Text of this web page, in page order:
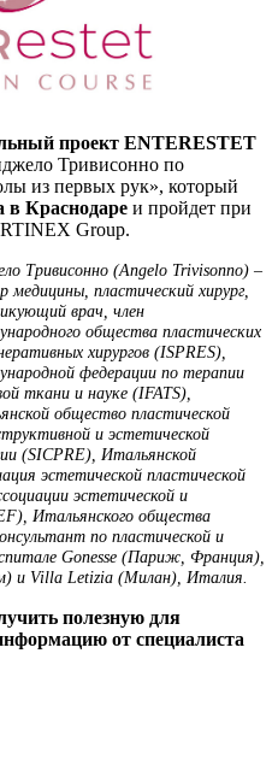
проект ENTERESTET
Тривисонно по
из первых рук», который
в Краснодаре и пройдет при
Group.
Тривисонно (Angelo Trivisonno) –
медицины, пластический хирург,
врач, член
общества пластических
хирургов (ISPRES),
федерации по терапии
ткани и науке (IFATS),
общество пластической
и эстетической
(SICPRE), Итальянской
эстетической пластической
эстетической и
Итальянского общества
по пластической и
Gonesse (Париж, Франция),
и Villa Letizia (Милан), Италия.
полезную для
от специалиста